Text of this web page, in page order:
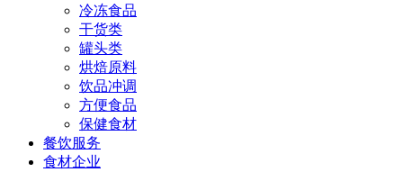
冷冻食品
干货类
罐头类
烘焙原料
饮品冲调
方便食品
保健食材
餐饮服务
食材企业